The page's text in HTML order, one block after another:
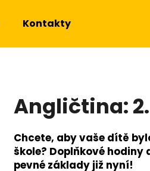
Kontakty
Angličtina:
Chcete, aby vaše dítě
škole? Doplňkové
pevné základy již nyní!
HLEDAT